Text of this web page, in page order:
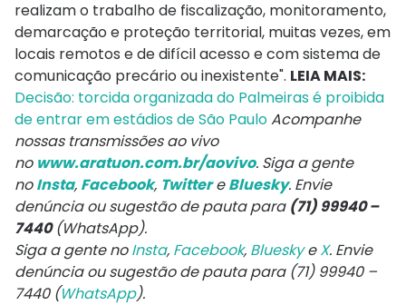
realizam o trabalho de fiscalização, monitoramento,
demarcação e proteção territorial, muitas vezes, em
locais remotos e de difícil acesso e com sistema de
comunicação precário ou inexistente". LEIA MAIS:
Decisão: torcida organizada do Palmeiras é proibida
de entrar em estádios de São PauloAcompanhe
nossas transmissões ao vivo
no www.aratuon.com.br/aovivo. Siga a gente
noInsta, Facebook, TwittereBluesky. Envie
denúncia ou sugestão de pauta para (71) 99940 –
7440(WhatsApp).
Siga a gente noInsta, Facebook, BlueskyeX. Envie
denúncia ou sugestão de pauta para (71) 99940 –
7440 (WhatsApp).